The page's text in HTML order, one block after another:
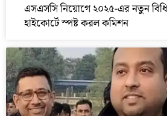
এসএসসি নিয়োগে ২০২৫-এর নতুন
হাইকোর্টে স্পষ্ট করল কমিশন